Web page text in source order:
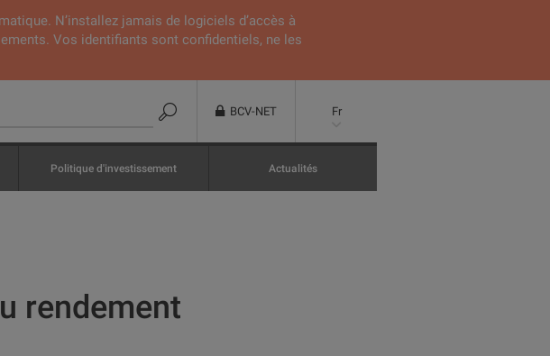
N’installez jamais de logiciels d’accès à
Vos identifiants sont confidentiels, ne les
BCV-NET Fr
Politique d'investissement Actualités
rendement